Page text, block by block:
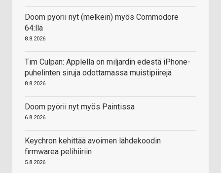
Doom pyörii nyt (melkein) myös Commodore
64:llä
8.8.2026
Tim Culpan: Applella on miljardin edestä iPhone-
puhelinten siruja odottamassa muistipiirejä
8.8.2026
Doom pyörii nyt myös Paintissa
6.8.2026
Keychron kehittää avoimen lähdekoodin
firmwarea pelihiiriin
5.8.2026